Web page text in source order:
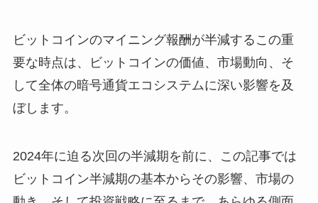
ビットコインのマイニング報酬が半減するこの重
要な時点は、ビットコインの価値、市場動向、そ
して全体の暗号通貨エコシステムに深い影響を及
ぼします。
2024年に迫る次回の半減期を前に、この記事では
ビットコイン半減期の基本からその影響、市場の